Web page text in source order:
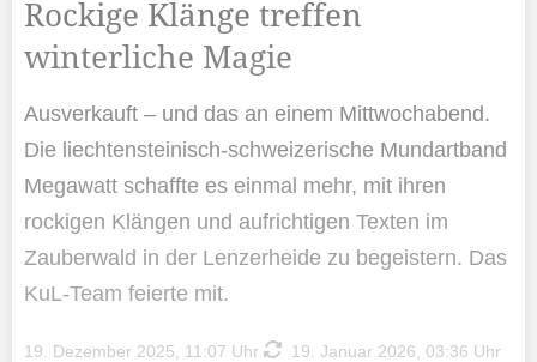
Rockige Klänge treffen
winterliche Magie
Ausverkauft – und das an einem Mittwochabend.
Die liechtensteinisch-schweizerische Mundartband
Megawatt schaffte es einmal mehr, mit ihren
rockigen Klängen und aufrichtigen Texten im
Zauberwald in der Lenzerheide zu begeistern. Das
KuL-Team feierte mit.
19. Dezember 2025, 11:07 Uhr 19. Januar 2026, 03:36 Uhr